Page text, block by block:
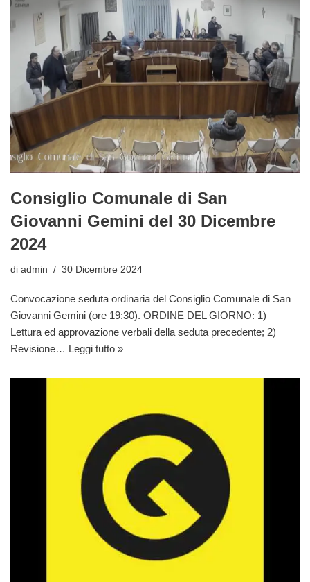
Consiglio Comunale di San
Giovanni Gemini del 30 Dicembre
2024
di admin 30 Dicembre 2024
Convocazione seduta ordinaria del Consiglio Comunale di San
Giovanni Gemini (ore 19:30). ORDINE DEL GIORNO: 1)
Lettura ed approvazione verbali della seduta precedente; 2)
Revisione… Leggi tutto »